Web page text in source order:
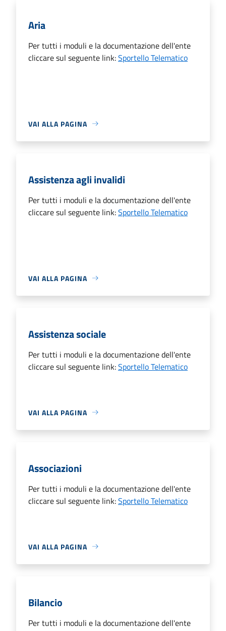
Aria
Per tutti i moduli e la documentazione dell'ente
cliccare sul seguente link:Sportello Telematico
VAI ALLA PAGINA
Assistenza agli invalidi
Per tutti i moduli e la documentazione dell'ente
cliccare sul seguente link:Sportello Telematico
VAI ALLA PAGINA
Assistenza sociale
Per tutti i moduli e la documentazione dell'ente
cliccare sul seguente link:Sportello Telematico
VAI ALLA PAGINA
Associazioni
Per tutti i moduli e la documentazione dell'ente
cliccare sul seguente link:Sportello Telematico
VAI ALLA PAGINA
Bilancio
Per tutti i moduli e la documentazione dell'ente